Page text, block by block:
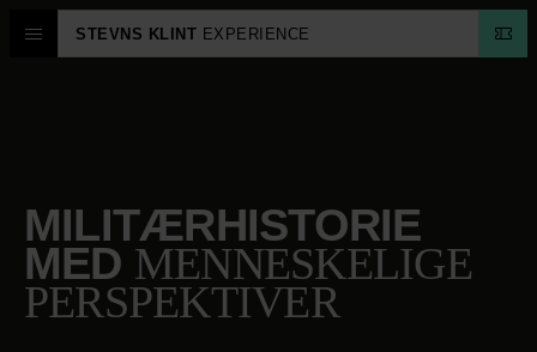
STEVNS KLINT EXPERIENCE
FORT MUSEUM
MILITÆRHISTORIE
MED MENNESKELIGE
PERSPEKTIVER